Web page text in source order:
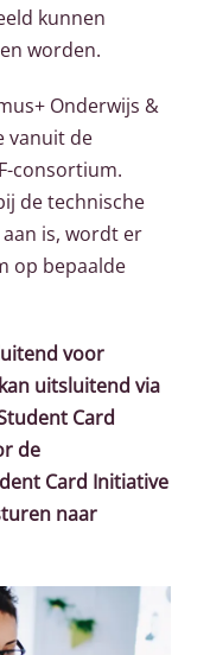
kunnen
worden.
Onderwijs &
vanuit de
consortium.
de technische
is, wordt er
op bepaalde
voor
uitsluitend via
Card
de
Card Initiative
naar